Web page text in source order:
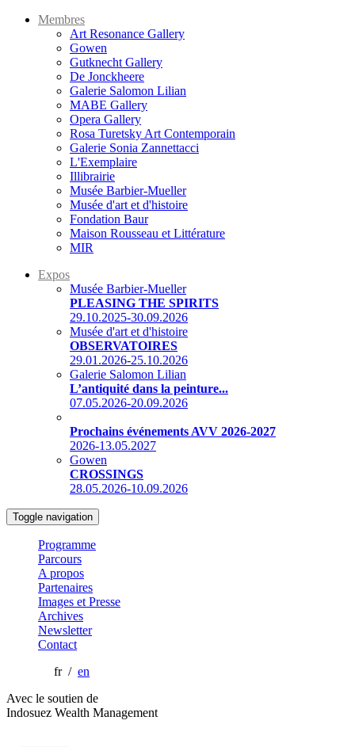
Membres
Art Resonance Gallery
Gowen
Gutknecht Gallery
De Jonckheere
Galerie Salomon Lilian
MABE Gallery
Opera Gallery
Rosa Turetsky Art Contemporain
Galerie Sonia Zannettacci
L'Exemplaire
Illibrairie
Musée Barbier-Mueller
Musée d'art et d'histoire
Fondation Baur
Maison Rousseau et Littérature
MIR
Expos
Musée Barbier-Mueller
PLEASING THE SPIRITS
29.10.2025-30.09.2026
Musée d'art et d'histoire
OBSERVATOIRES
29.01.2026-25.10.2026
Galerie Salomon Lilian
L’antiquité dans la peinture...
07.05.2026-20.09.2026
Prochains événements AVV 2026-2027
2026-13.05.2027
Gowen
CROSSINGS
28.05.2026-10.09.2026
Toggle navigation
Programme
Parcours
A propos
Partenaires
Images et Presse
Archives
Newsletter
Contact
fr / en
Avec le soutien de
Indosuez Wealth Management